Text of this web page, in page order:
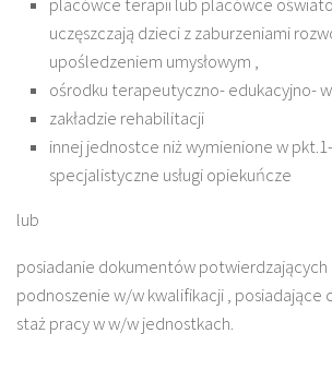
placówce terapii lub placówce
uczęszczają dzieci z zaburzeniami
upośledzeniem umysłowym ,
ośrodku terapeutyczno- edukacyjno-
zakładzie rehabilitacji
innej jednostce niż wymienione w
specjalistyczne usługi opiekuńcze
lub
posiadanie dokumentów potwierdzających
podnoszenie w/w kwalifikacji , posiadające
staż pracy w w/w jednostkach.